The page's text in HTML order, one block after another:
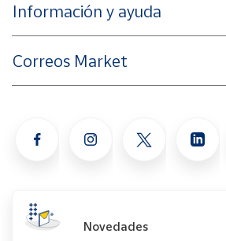
Información y ayuda
Correos Market
Novedades